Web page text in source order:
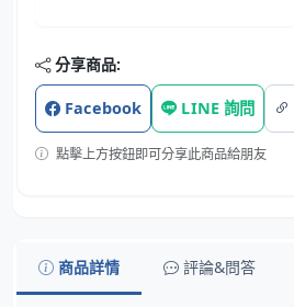
分享商品:
Facebook LINE 詢問
點擊上方按鈕即可分享此商品給朋友
商品詳情 評論&問答